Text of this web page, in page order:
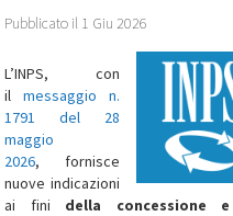
Pubblicato il 1 Giu 2026
L’INPS, con
il messaggio n.
1791 del 28
maggio
2026, fornisce
nuove indicazioni
ai fini della
concessione